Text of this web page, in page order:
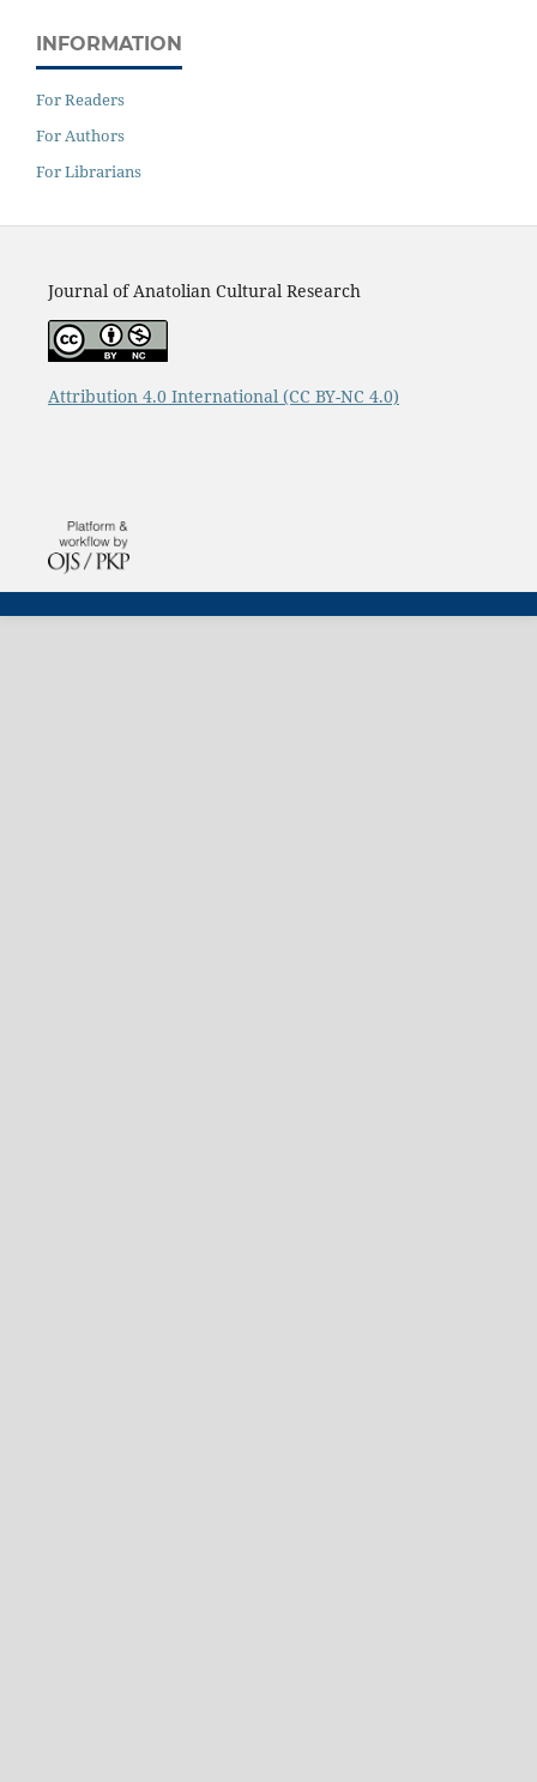
INFORMATION
For Readers
For Authors
For Librarians
Journal of Anatolian Cultural Research
Attribution 4.0 International (CC BY-NC 4.0)